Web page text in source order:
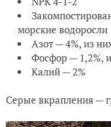
морские водоросли
Азот — 4%, из
Фосфор — 1,2%,
Калий — 2%
Серые вкрапления —